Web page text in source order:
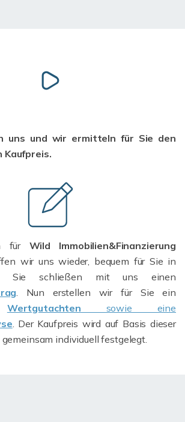
uns und wir ermitteln für Sie den
fürWild Immobilien&Finanzierung
wir uns wieder, bequem für Sie in
Sie schließen mit uns einen
. Nun erstellen wir für Sie ein
Wertgutachten sowie eine
. Der Kaufpreis wird auf Basis dieser
individuell festgelegt.